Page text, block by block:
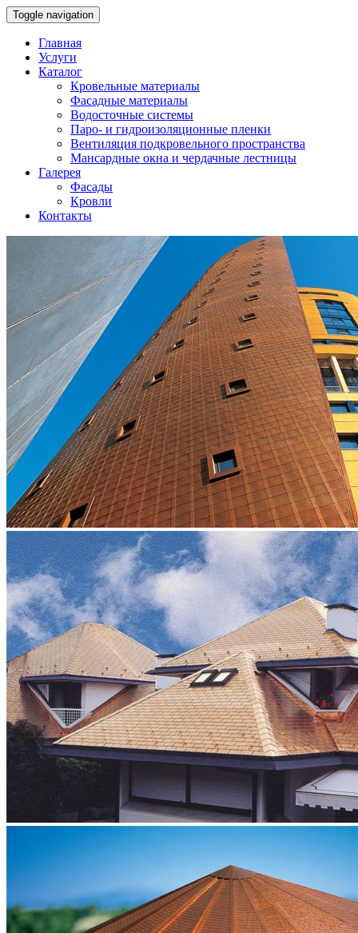
Toggle navigation
Главная
Услуги
Каталог
Кровельные материалы
Фасадные материалы
Водосточные системы
Паро- и гидроизоляционные пленки
Вентиляция подкровельного пространства
Мансардные окна и чердачные лестницы
Галерея
Фасады
Кровли
Контакты